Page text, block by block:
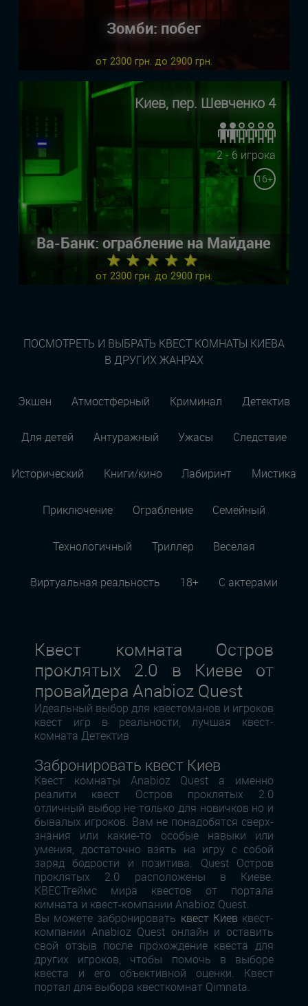
Зомби: побег
от 2300 грн. до 2900 грн.
Киев, пер. Шевченко 4
2 - 6 игрока
16+
Ва-Банк: ограбление на Майдане
★ ★ ★ ★ ★
от 2300 грн. до 2900 грн.
ПОСМОТРЕТЬ И ВЫБРАТЬ КВЕСТ КОМНАТЫ КИЕВА
В ДРУГИХ ЖАНРАХ
Экшен Атмостферный Криминал Детектив
Для детей Антуражный Ужасы Следствие
Исторический Книги/кино Лабиринт Мистика
Приключение Ограбление Семейный
Технологичный Триллер Веселая
Виртуальная реальность 18+ С актерами
Квест комната Остров
проклятых 2.0 в Киеве от
провайдера Anabioz Quest
Идеальный выбор для квестоманов и игроков
квест игр в реальности, лучшая квест-
комната Детектив
Забронировать квест Киев
Квест комнаты Anabioz Quest а именно
реалити квест Остров проклятых 2.0
отличный выбор не только для новичков но и
бывалых игроков. Вам не понадобятся сверх-
знания или какие-то особые навыки или
умения, достаточно взять на игру с собой
заряд бодрости и позитива. Quest Остров
проклятых 2.0 расположены в Киеве.
КВЕСТгеймс мира квестов от портала
кимната и квест-компании Anabioz Quest.
Вы можете забронировать квест Киев квест-
компании Anabioz Quest онлайн и оставить
свой отзыв после прохождение квеста для
других игроков, чтобы помочь в выборе
квеста и его объективной оценки. Квест
портал для выбора квесткомнат Qimnata.